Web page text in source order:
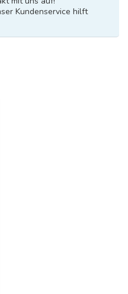
Kundenservice hilft